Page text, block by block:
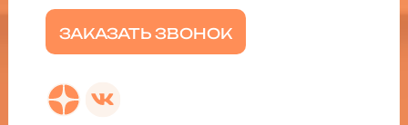
ЗАКАЗАТЬ ЗВОНОК